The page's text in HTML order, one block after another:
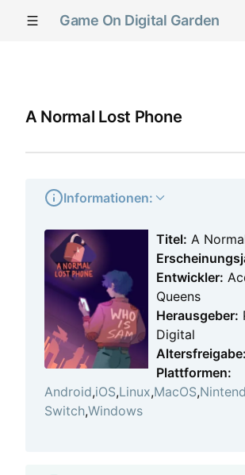
Game On Digital Garden
A Normal Lost Phone
Informationen:
Titel: A
Entwickler:
Queens
Herausgeber:
Digital
Altersfreigabe:
Plattformen:
Android,iOS,Linux,MacOS,
Switch,Windows